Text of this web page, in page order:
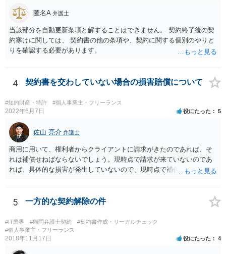
匿名A 弁護士
当該部分を自動更新条項と解することはできません。 契約終了後の契
約寒けに関しては、 契約書の他の条項や、契約に関する個別のやりと
りを確認する必要があります。
4 契約書を交わしていない場合の損害賠償について
#知的財産・特許 #個人事業主・フリーランス
2022年6月7日 役にたった 5
佐山 亮介 弁護士
商用に用いて、権利者からクライアントに請求がきたのであれば、そ
れは補償せねばならないでしょう。現時点で請求が来ていないのであ
れば、具体的な損害が発生していないので、現時点で補償の必要はあ
補償し、その補償分を損害として外注先に賠償請求することになるで
しょう。
5 一方的な契約解除の件
#IT業界 #顧問弁護士契約
#契約書作成・リーガルチェック
#個人事業主・フリーランス
2018年11月17日 役にたった 4